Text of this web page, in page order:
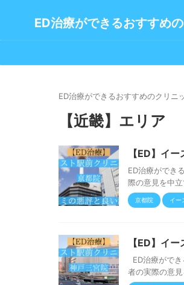
ED治療ができるおすすめ
ED治療ができるおすすめのクリニ
【近畿】エリア
【ED】イ
ED治療ができ
際の意見を中
京都院 イー
【ED】イ
ED治療がで
者の実際の意